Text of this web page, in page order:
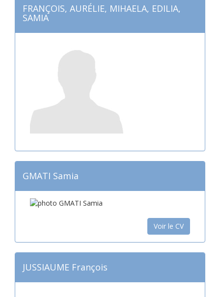
FRANÇOIS, AURÉLIE, MIHAELA, EDILIA,
SAMIA
GMATI Samia
Voir le CV
JUSSIAUME François